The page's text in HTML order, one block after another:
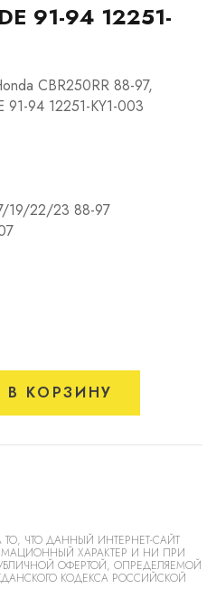
91-94 12251-
CBR250RR 88-97,
91-94 12251-KY1-003
19/22/23 88-97
В КОРЗИНУ
ЧТО ДАННЫЙ ИНТЕРНЕТ-САЙТ
ХАРАКТЕР И НИ ПРИ
ОФЕРТОЙ, ОПРЕДЕЛЯЕМОЙ
КОДЕКСА РОССИЙСКОЙ